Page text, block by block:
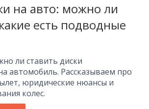
на авто: можно ли
есть подводные
ли ставить диски
автомобиль. Рассказываем про
юридические нюансы и
колес.